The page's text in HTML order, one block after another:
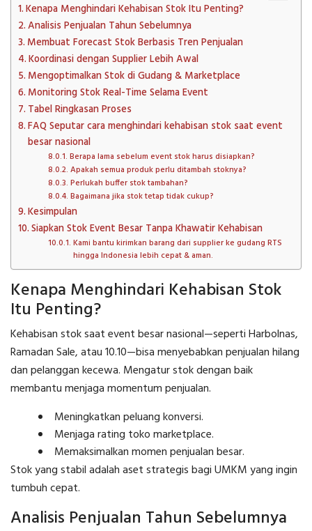
Kenapa Menghindari Kehabisan Stok Itu Penting?
Analisis Penjualan Tahun Sebelumnya
Membuat Forecast Stok Berbasis Tren Penjualan
Koordinasi dengan Supplier Lebih Awal
Mengoptimalkan Stok di Gudang & Marketplace
Monitoring Stok Real-Time Selama Event
Tabel Ringkasan Proses
FAQ Seputar cara menghindari kehabisan stok saat event
besar nasional
Berapa lama sebelum event stok harus disiapkan?
Apakah semua produk perlu ditambah stoknya?
Perlukah buffer stok tambahan?
Bagaimana jika stok tetap tidak cukup?
Kesimpulan
Siapkan Stok Event Besar Tanpa Khawatir Kehabisan
Kami bantu kirimkan barang dari supplier ke gudang RTS
hingga Indonesia lebih cepat & aman.
Kenapa Menghindari Kehabisan Stok
Itu Penting?
Kehabisan stok saat event besar nasional—seperti Harbolnas,
Ramadan Sale, atau 10.10—bisa menyebabkan penjualan hilang
dan pelanggan kecewa. Mengatur stok dengan baik
membantu menjaga momentum penjualan.
Meningkatkan peluang konversi.
Menjaga rating toko marketplace.
Memaksimalkan momen penjualan besar.
Stok yang stabil adalah aset strategis bagi UMKM yang ingin
tumbuh cepat.
Analisis Penjualan Tahun Sebelumnya